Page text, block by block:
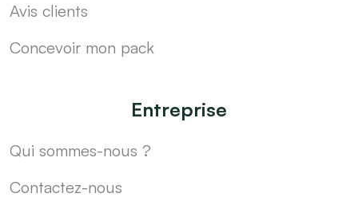
Avis clients
Concevoir mon pack
Entreprise
Qui sommes-nous ?
Contactez-nous